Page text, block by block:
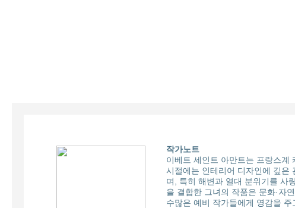
작가노트
이베트 세인트 아만트는 프랑스계
시절에는 인테리어 디자인에 깊은
며, 특히 해변과 열대 분위기를 사
을 결합한 그녀의 작품은 문화·자
수많은 예비 작가들에게 영감을 주